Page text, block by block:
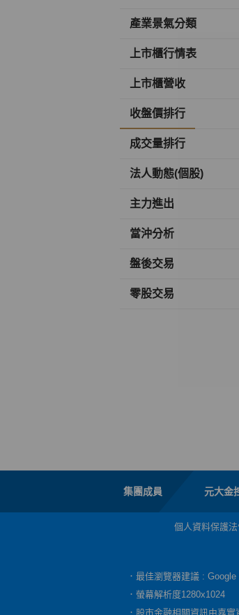
產業景氣分類
上市櫃行情表
上市櫃營收
收盤價排行
成交量排行
法人動態(個股)
主力進出
當沖分析
盤後交易
零股交易
集團成員 元大金
個人資料保護
．最佳瀏覽器建議 :
．螢幕解析度1280x1024
．股市金融相關資訊由嘉